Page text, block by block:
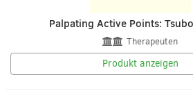
Palpating Active Points:
Therapeuten
Produkt anzeigen